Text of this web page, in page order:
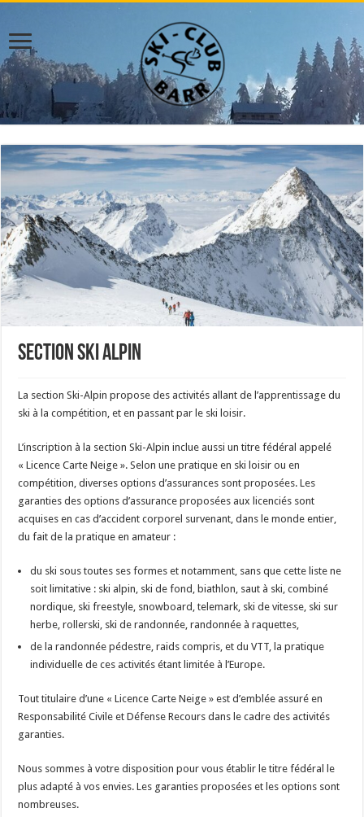
Section Ski Alpin
La section Ski-Alpin propose des activités allant de l’apprentissage du
ski à la compétition, et en passant par le ski loisir.
L’inscription à la section Ski-Alpin inclue aussi un titre fédéral appelé
« Licence Carte Neige ». Selon une pratique en ski loisir ou en
compétition, diverses options d’assurances sont proposées. Les
garanties des options d’assurance proposées aux licenciés sont
acquises en cas d’accident corporel survenant, dans le monde entier,
du fait de la pratique en amateur :
du ski sous toutes ses formes et notamment, sans que cette liste ne
soit limitative : ski alpin, ski de fond, biathlon, saut à ski, combiné
nordique, ski freestyle, snowboard, telemark, ski de vitesse, ski sur
herbe, rollerski, ski de randonnée, randonnée à raquettes,
de la randonnée pédestre, raids compris, et du VTT, la pratique
individuelle de ces activités étant limitée à l’Europe.
Tout titulaire d’une « Licence Carte Neige » est d’emblée assuré en
Responsabilité Civile et Défense Recours dans le cadre des activités
garanties.
Nous sommes à votre disposition pour vous établir le titre fédéral le
plus adapté à vos envies. Les garanties proposées et les options sont
nombreuses.